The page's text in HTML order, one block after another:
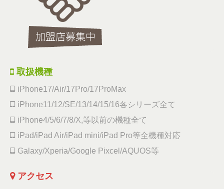
取扱機種
iPhone17/Air/17Pro/17ProMax
iPhone11/12/SE/13/14/15/16各シリーズ全て
iPhone4/5/6/7/8/X,等以前の機種全て
iPad/iPad Air/iPad mini/iPad Pro等全機種対応
Galaxy/Xperia/Google Pixcel/AQUOS等
アクセス